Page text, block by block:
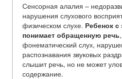
Сенсорная алалия –
нарушения слухового
физическом слухе. Ребенок с
понимает обращенную речь
фонематический слух,
распознавания звуковых
слышит речь, но не может
содержание.